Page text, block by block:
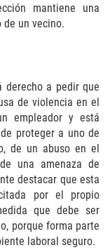
en California
para la Venta
De Drogas
Controladas
mantiene una
de un vecino.
derecho a pedir que
de violencia en el
empleador y está
proteger a uno de
de un abuso en el
una amenaza de
destacar que esta
por el propio
que debe ser
porque forma parte
laboral seguro.